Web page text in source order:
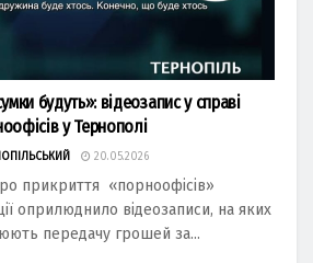
будуть»: відеозапис у справі
у Тернополі
20.05.2026
прикриття «порноофісів»
оприлюднило відеозаписи, на яких
передачу грошей за...